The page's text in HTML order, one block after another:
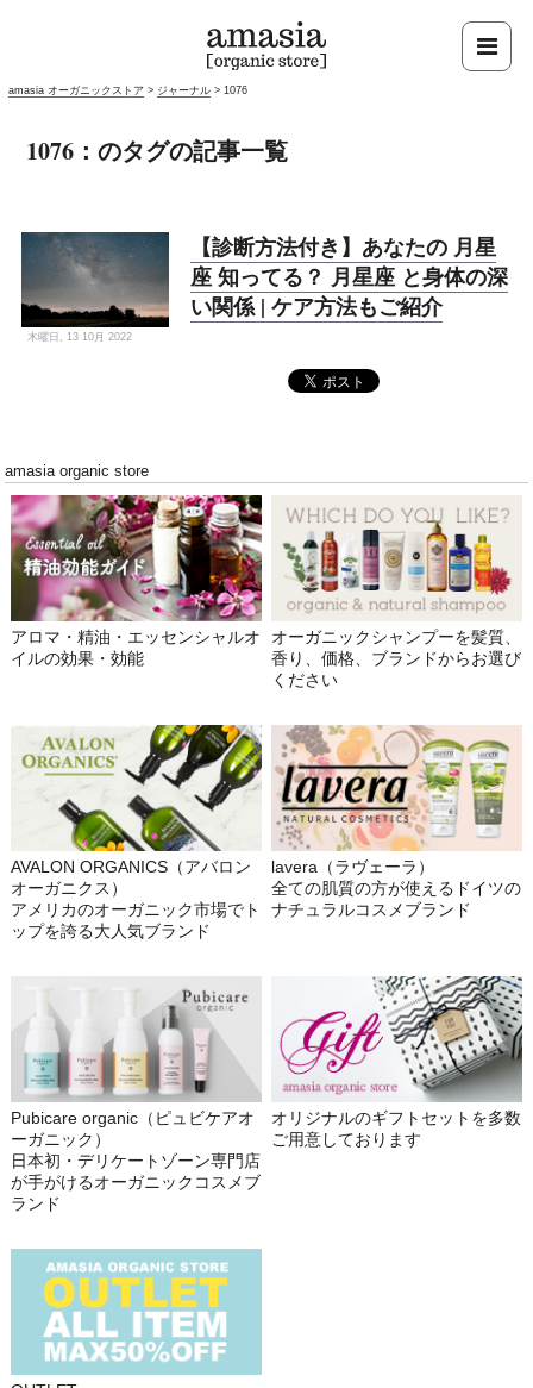
amasia オーガニックストア > ジャーナル > 1076
1076：のタグの記事一覧
【診断方法付き】あなたの 月星
座 知ってる？ 月星座 と身体の深
い関係 | ケア方法もご紹介
木曜日, 13 10月 2022
amasia organic store
アロマ・精油・エッセンシャルオ
イルの効果・効能
オーガニックシャンプーを髪質、
香り、価格、ブランドからお選び
ください
AVALON ORGANICS（アバロン
オーガニクス）
アメリカのオーガニック市場でト
ップを誇る大人気ブランド
lavera（ラヴェーラ）
全ての肌質の方が使えるドイツの
ナチュラルコスメブランド
Pubicare organic（ピュビケアオ
ーガニック）
日本初・デリケートゾーン専門店
が手がけるオーガニックコスメブ
ランド
オリジナルのギフトセットを多数
ご用意しております